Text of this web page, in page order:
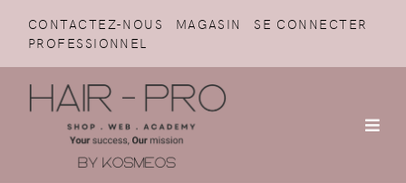
CONTACTEZ-NOUS MAGASIN
SE CONNECTER
PROFESSIONNEL